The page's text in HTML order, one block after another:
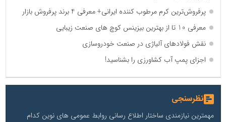
پرفروش‌ترین کرم مرطوب کننده ایرانی+ معرفی 4 برند پرفروش بازار
معرفی 10 تا از بهترین بیزینس کوچ های صنعت زیبایی
نقش فولادهای آلیاژی در صنعت خودروسازی
اجزای پمپ آب کشاورزی را بشناسید!
نظرسنجی
مهمترین نیازمندی ساختار اطلاع رسانی روابط عمومی های نوین کدام